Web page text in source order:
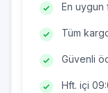
En uygun
Tüm
Güvenli
Hft. içi